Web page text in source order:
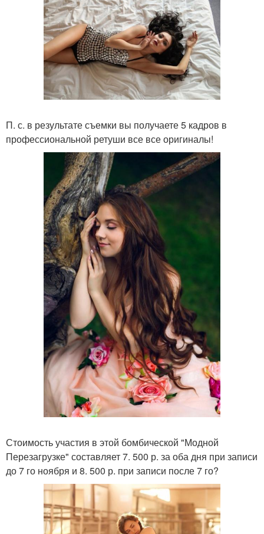
П. с. в результате съемки вы получаете 5 кадров в
профессиональной ретуши все все оригиналы!
Стоимость участия в этой бомбической "Модной
Перезагрузке" составляет 7. 500 р. за оба дня при записи
до 7 го ноября и 8. 500 р. при записи после 7 го?